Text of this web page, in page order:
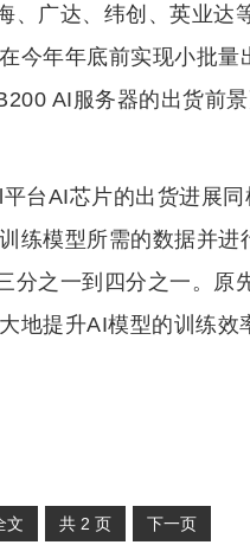
、广达、纬创、英业达
今年年底前实现小批
AI服务器的出货前
台AI芯片的出货进展
练模型所需的数据并
之一到四分之一。原
地提升AI模型的训练
文 共 2 页 下一页